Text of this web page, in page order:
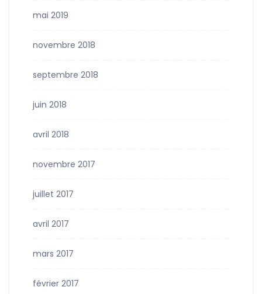
mai 2019
novembre 2018
septembre 2018
juin 2018
avril 2018
novembre 2017
juillet 2017
avril 2017
mars 2017
février 2017